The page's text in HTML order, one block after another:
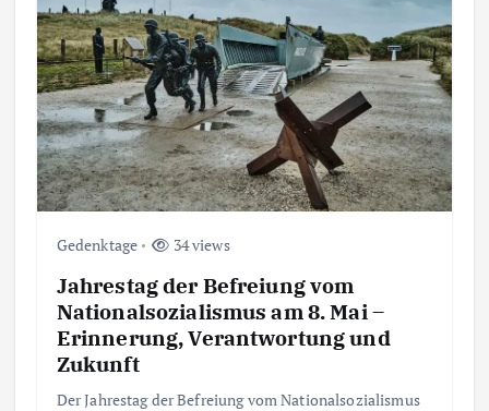
Gedenktage 34 views
Jahrestag der Befreiung vom
Nationalsozialismus am 8. Mai –
Erinnerung, Verantwortung und
Zukunft
Der Jahrestag der Befreiung vom Nationalsozialismus